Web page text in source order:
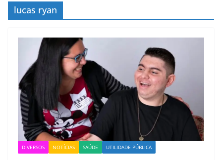
lucas ryan
DIVERSOS NOTÍCIAS SAÚDE UTILIDADE PÚBLICA